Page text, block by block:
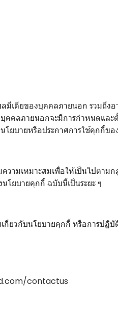
ลมีเดียของบุคคลภายนอก รวมถึ
คลภายนอกจะมีการกำหนดแล
ยบายหรือประกาศการใช้คุกกี้ข
วามเหมาะสมเพื่อให้เป็นไปต
โยบายคุกกี้ ฉบับนี้เป็นระยะ ๆ
กี่ยวกับนโยบายคุกกี้ หรือการป
contactus